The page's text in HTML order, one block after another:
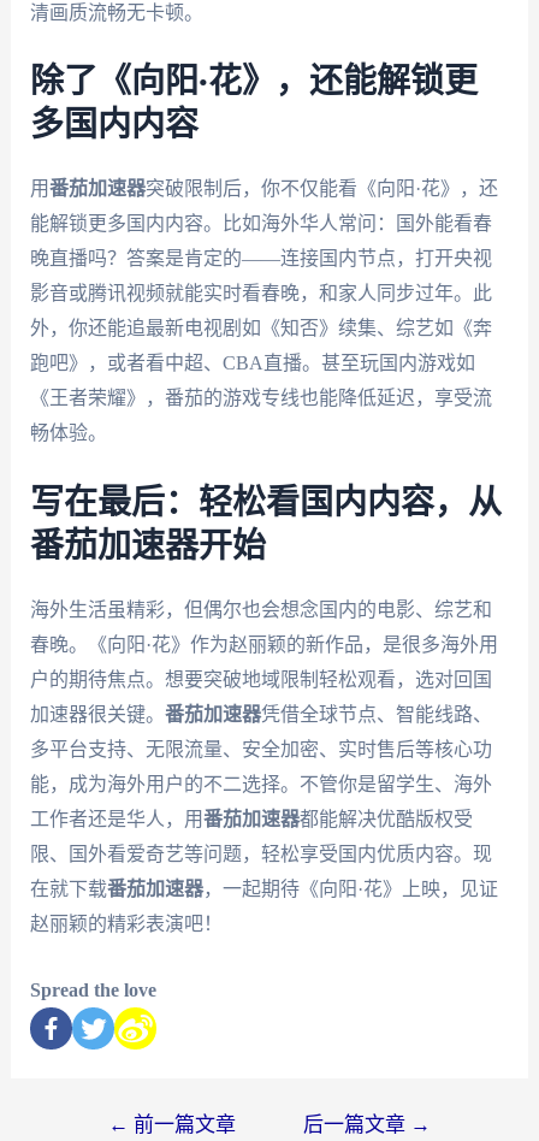
清画质流畅无卡顿。
除了《向阳·花》，还能解锁更
多国内内容
用番茄加速器突破限制后，你不仅能看《向阳·花》，还
能解锁更多国内内容。比如海外华人常问：国外能看春
晚直播吗？答案是肯定的——连接国内节点，打开央视
影音或腾讯视频就能实时看春晚，和家人同步过年。此
外，你还能追最新电视剧如《知否》续集、综艺如《奔
跑吧》，或者看中超、CBA直播。甚至玩国内游戏如
《王者荣耀》，番茄的游戏专线也能降低延迟，享受流
畅体验。
写在最后：轻松看国内内容，从
番茄加速器开始
海外生活虽精彩，但偶尔也会想念国内的电影、综艺和
春晚。《向阳·花》作为赵丽颖的新作品，是很多海外用
户的期待焦点。想要突破地域限制轻松观看，选对回国
加速器很关键。 番茄加速器凭借全球节点、智能线路、
多平台支持、无限流量、安全加密、实时售后等核心功
能，成为海外用户的不二选择。不管你是留学生、海外
工作者还是华人，用番茄加速器都能解决优酷版权受
限、国外看爱奇艺等问题，轻松享受国内优质内容。现
在就下载番茄加速器，一起期待《向阳·花》上映，见证
赵丽颖的精彩表演吧！
Spread the love
← 前一篇文章 后一篇文章 →